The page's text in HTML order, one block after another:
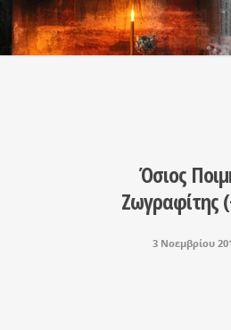
Όσιος
Ζωγραφίτης
3 Νοεμβρίου